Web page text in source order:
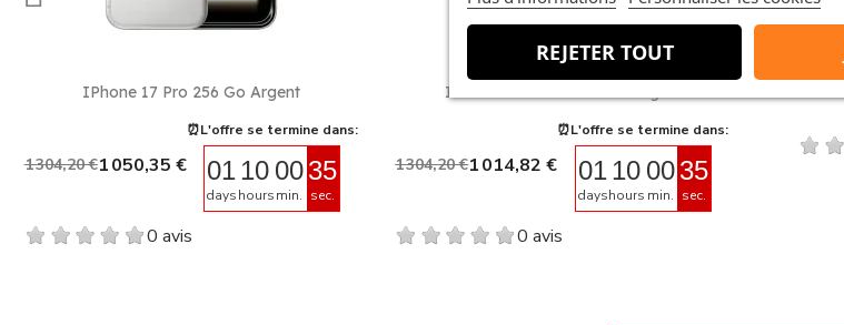
Aperçu rapide
IPhone 17 Pro 256 Go Argent
1 304,20 €1 050,35 €
⏰L'offre se termine dans:
01
days
10
hours
00
min.
34
sec.
0 avis
Aperçu rapide
IPhone 17 Pro 256 Go Orange...
1 304,20 €1 014,82 €
⏰L'offre se termine dans:
01
days
10
hours
00
min.
34
sec.
0 avis
REJETER TOUT